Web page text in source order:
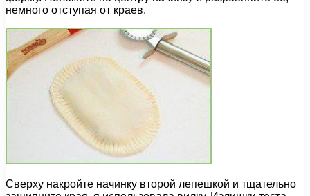
немного отступая от краев.
Сверху накройте начинку второй лепешкой и тщательно